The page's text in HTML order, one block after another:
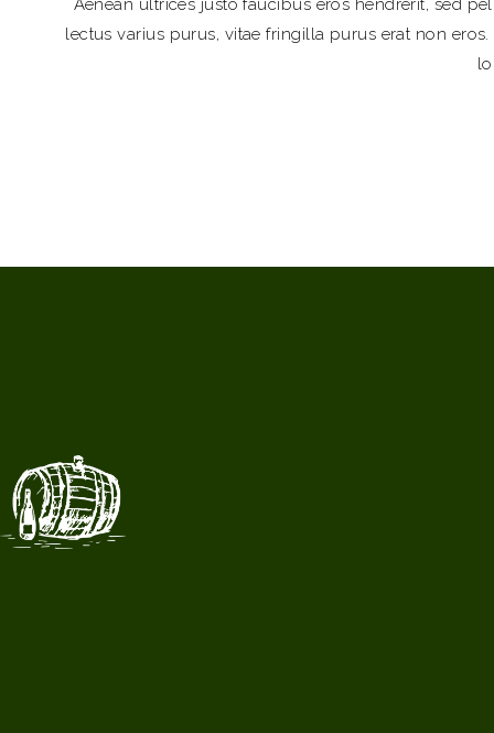
Aenean ultrices justo faucibus eros hendrerit, sed
lectus varius purus, vitae fringilla purus erat non